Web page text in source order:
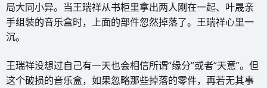
局大同小异。当王瑞祥从书柜里拿出两人刚在一起、叶晟亲
手组装的音乐盒时，上面的部件忽然掉落了。王瑞祥心里一
沉。
王瑞祥没想过自己有一天也会相信所谓“缘分”或者“天意”。但
这个破损的音乐盒，如果忽略那些掉落的零件，再若无其事